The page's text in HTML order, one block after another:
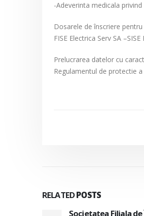
-Adeverinta medicala
Dosarele de înscriere
FISE Electrica Serv SA
Prelucrarea datelor cu
Regulamentul de protectie
RELATEDPOSTS
Societatea Filiala